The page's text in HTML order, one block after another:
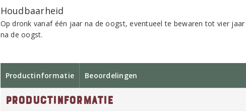
Houdbaarheid
Op dronk vanaf één jaar na de oogst, eventueel te bewaren tot vier jaar
na de oogst.
Productinformatie Beoordelingen
Productinformatie